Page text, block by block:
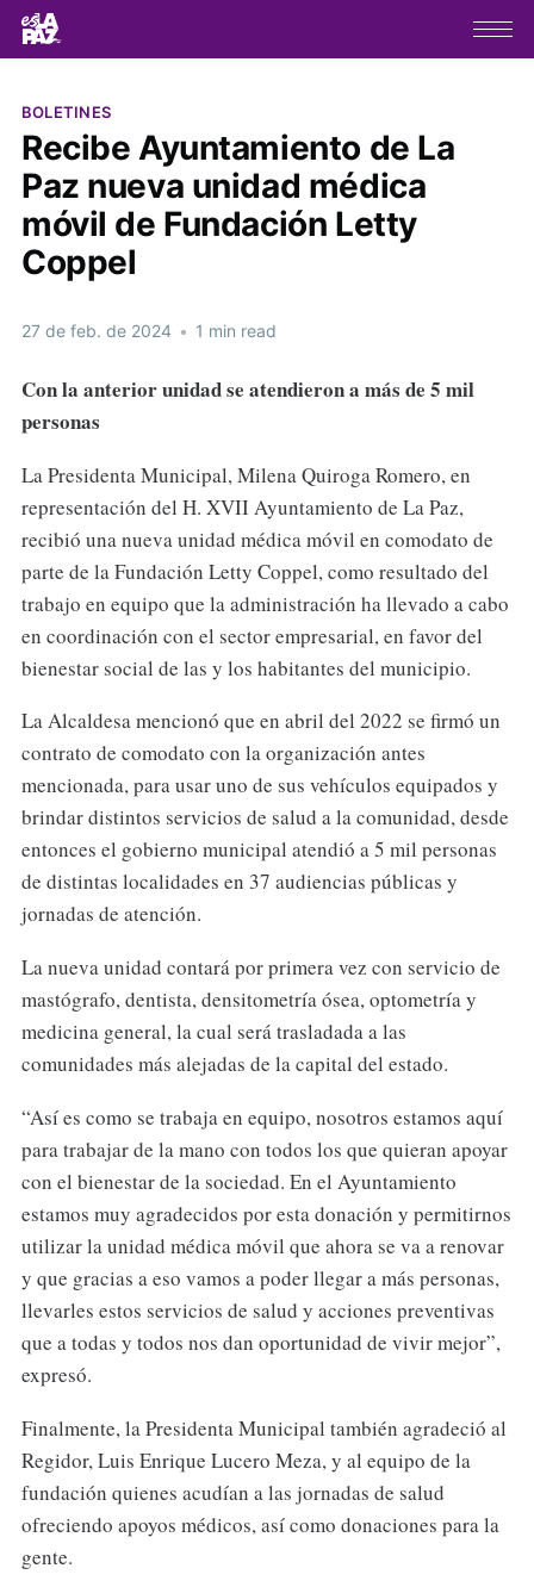
BOLETINES
Recibe Ayuntamiento de La
Paz nueva unidad médica
móvil de Fundación Letty
Coppel
27 de feb. de 2024 • 1 min read
Con la anterior unidad se atendieron a más de 5 mil
personas
La Presidenta Municipal, Milena Quiroga Romero, en
representación del H. XVII Ayuntamiento de La Paz,
recibió una nueva unidad médica móvil en comodato de
parte de la Fundación Letty Coppel, como resultado del
trabajo en equipo que la administración ha llevado a cabo
en coordinación con el sector empresarial, en favor del
bienestar social de las y los habitantes del municipio.
La Alcaldesa mencionó que en abril del 2022 se firmó un
contrato de comodato con la organización antes
mencionada, para usar uno de sus vehículos equipados y
brindar distintos servicios de salud a la comunidad, desde
entonces el gobierno municipal atendió a 5 mil personas
de distintas localidades en 37 audiencias públicas y
jornadas de atención.
La nueva unidad contará por primera vez con servicio de
mastógrafo, dentista, densitometría ósea, optometría y
medicina general, la cual será trasladada a las
comunidades más alejadas de la capital del estado.
“Así es como se trabaja en equipo, nosotros estamos aquí
para trabajar de la mano con todos los que quieran apoyar
con el bienestar de la sociedad. En el Ayuntamiento
estamos muy agradecidos por esta donación y permitirnos
utilizar la unidad médica móvil que ahora se va a renovar
y que gracias a eso vamos a poder llegar a más personas,
llevarles estos servicios de salud y acciones preventivas
que a todas y todos nos dan oportunidad de vivir mejor”,
expresó.
Finalmente, la Presidenta Municipal también agradeció al
Regidor, Luis Enrique Lucero Meza, y al equipo de la
fundación quienes acudían a las jornadas de salud
ofreciendo apoyos médicos, así como donaciones para la
gente.